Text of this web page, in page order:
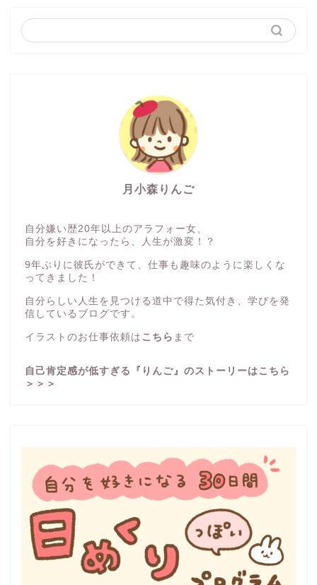
月小森りんご
自分嫌い歴20年以上のアラフォー女、
自分を好きになったら、人生が激変！？
9年ぶりに彼氏ができて、仕事も趣味のように楽しくな
ってきました！
自分らしい人生を見つける道中で得た気付き、学びを発
信しているブログです。
イラストのお仕事依頼は こちら まで
自己肯定感が低すぎる『りんご』のストーリーはこちら
＞＞＞